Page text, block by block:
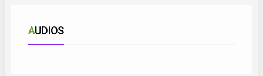
AUDIOS